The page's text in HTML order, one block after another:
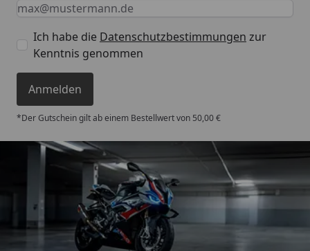
Ich habe die Datenschutzbestimmungen zur
Kenntnis genommen
Anmelden
*Der Gutschein gilt ab einem Bestellwert von 50,00 €
Trusted Shops
4,85/ 5